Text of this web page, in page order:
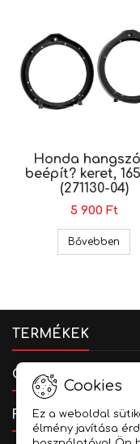
Honda
beépít? keret,
(271130-04)
5 900 Ft
Bővebben
TERMÉKEK
CÉGADATOK
FIÓKOD
Cookies
Ez a weboldal
élmény javítása